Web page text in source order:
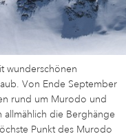
wunderschönen
Von Ende September
rund um Murodo und
die Berghänge
Punkt des Murodo